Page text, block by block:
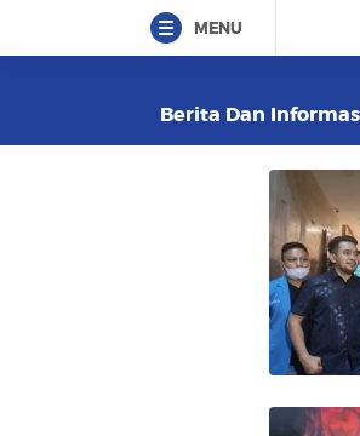
MENU
Berita Dan